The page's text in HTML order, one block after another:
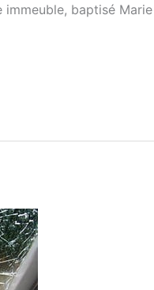
baptisé